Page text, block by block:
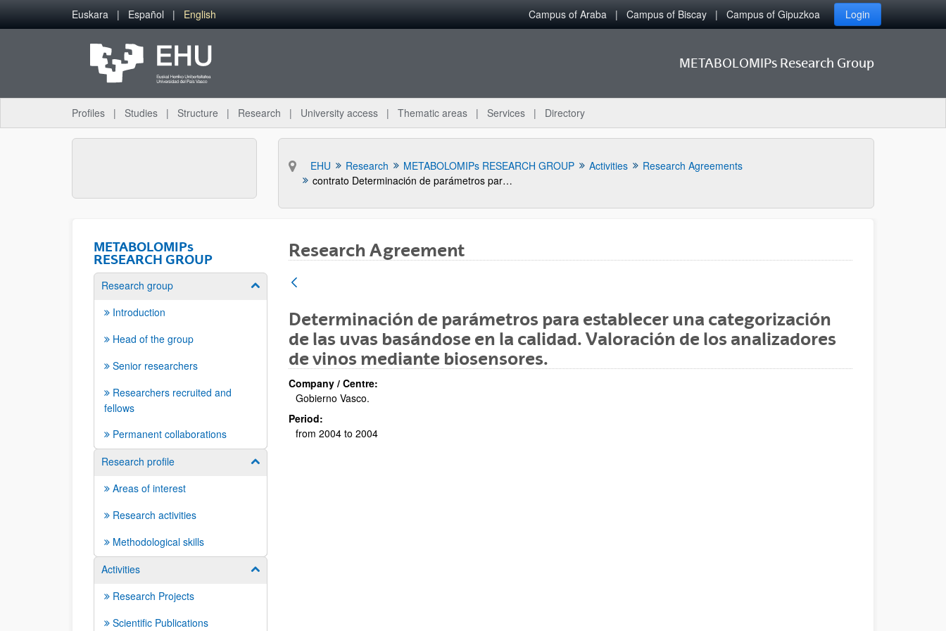
Skip to Main Content
Euskara Español English Campus of Araba Campus of Biscay Campus of Gipuzkoa Login
METABOLOMIPs Research Group
Profiles Studies Structure Research University access Thematic areas Services Directory
EHU Research METABOLOMIPs RESEARCH GROUP Activities
Research Agreements
contrato Determinación de parámetros para establecer una categorización de las uvas basándose en la calidad. Valoración de los analizadores de vinos mediante biosensores.
METABOLOMIPs
RESEARCH GROUP
Research group Show/hide subpages
Introduction
Head of the group
Senior researchers
Researchers recruited and
fellows
Permanent collaborations
Research profile
Show/hide subpages
Areas of interest
Research activities
Methodological skills
Activities
Show/hide subpages
Research Projects
Scientific Publications
Research Agreement
Determinación de parámetros para establecer una categorización
de las uvas basándose en la calidad. Valoración de los analizadores
de vinos mediante biosensores.
Company / Centre:
Gobierno Vasco.
Period:
from 2004 to 2004